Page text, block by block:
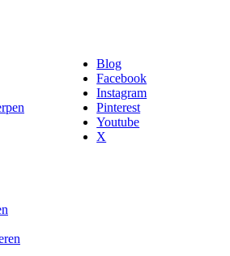
Blog
Facebook
Instagram
Pinterest
Youtube
X